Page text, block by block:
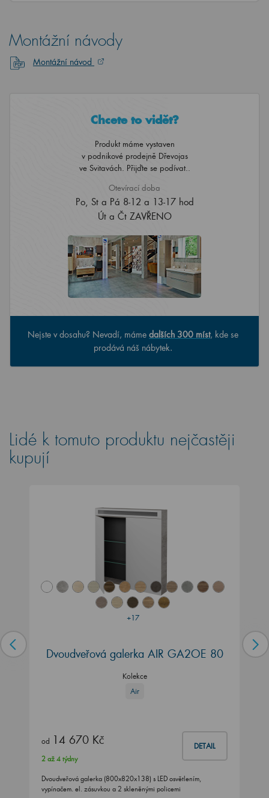
Montážní návody
Montážní návod
Chcete to vidět?
Produkt máme vystaven
v podnikové prodejně Dřevojas
ve Svitavách. Přijďte se podívat..
Otevírací doba
Po, St a Pá 8-12 a 13-17 hod
Út a Čt ZAVŘENO
Nejste v dosahu? Nevadí, máme dalších 300 míst, kde se
prodává náš nábytek.
Lidé k tomuto produktu nejčastěji
kupují
+17
Dvoudveřová galerka AIR GA2OE 80
Kolekce
Air
od 14 670 Kč DETAIL
2 až 4 týdny
Dvoudveřová galerka (800x820x138) s LED osvětlením,
vypínačem. el. zásuvkou a 2 skleněnými policemi